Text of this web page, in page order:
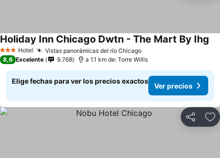
3 Estrellas
Hotel Vistas panorámicas del río Chicago
Holiday Inn Chicago Dwtn - The Mart By Ihg
8,6 Excelente 9.768 a 1.1 km de: Torre Willis
Elige fechas para ver los precios exactos
Ver precios
Compartir